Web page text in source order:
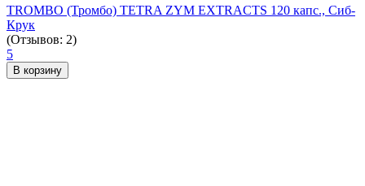
TROMBO (Тромбо) TETRA ZYM EXTRACTS 120 капс., Сиб-
Крук
(Отзывов: 2)
5
В корзину